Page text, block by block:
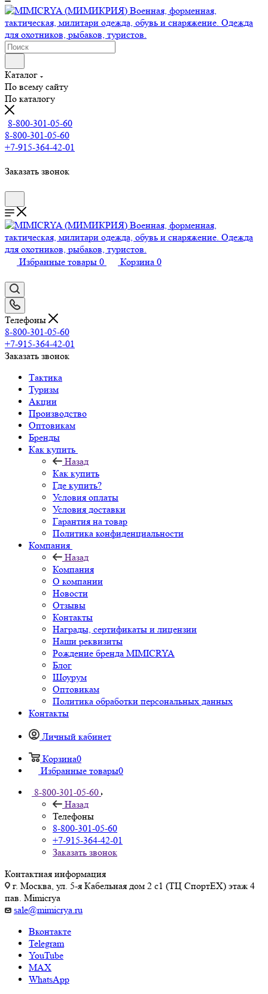
Каталог
По всему сайту
По каталогу
8-800-301-05-60
8-800-301-05-60
+7-915-364-42-01
Заказать звонок
Избранные товары 0 Корзина 0
Телефоны
8-800-301-05-60
+7-915-364-42-01
Заказать звонок
Тактика
Туризм
Акции
Производство
Оптовикам
Бренды
Как купить
Назад
Как купить
Где купить?
Условия оплаты
Условия доставки
Гарантия на товар
Политика конфиденциальности
Компания
Назад
Компания
О компании
Новости
Отзывы
Контакты
Награды, сертификаты и лицензии
Наши реквизиты
Рождение бренда MIMICRYA
Блог
Шоурум
Оптовикам
Политика обработки персональных данных
Контакты
Личный кабинет
Корзина0
Избранные товары0
8-800-301-05-60
Назад
Телефоны
8-800-301-05-60
+7-915-364-42-01
Заказать звонок
Контактная информация
г. Москва, ул. 5-я Кабельная дом 2 с1 (ТЦ СпортEX) этаж 4
пав. Mimicrya
sale@mimicrya.ru
Вконтакте
Telegram
YouTube
MAX
WhatsApp